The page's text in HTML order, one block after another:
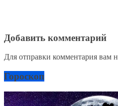
Добавить комментарий
Для отправки комментария вам
Гороскоп